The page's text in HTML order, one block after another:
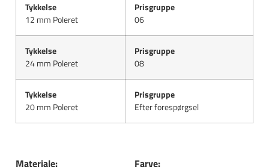
Tykkelse
12 mm Poleret
Prisgruppe
06
Tykkelse
24 mm Poleret
Prisgruppe
08
Tykkelse
20 mm Poleret
Prisgruppe
Efter forespørgsel
Materiale:
Farve: